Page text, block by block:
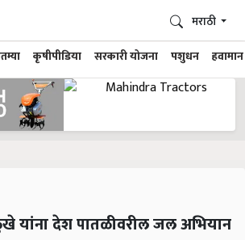
कृषीपीडिया सरकारी योजना पशुधन हवामान
मराठी
यांना देश पातळीवरील जल अभियान